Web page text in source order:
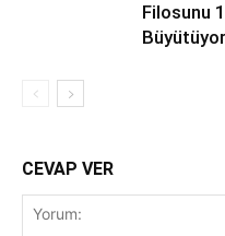
Filosunu
Büyütüyor
CEVAP VER